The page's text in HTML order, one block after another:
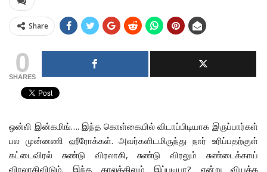
Share
0
SHARES
ஒன்லி இன்கமிங்…. இந்த கொள்கையில் விடாப்பிடியாக இருப்பார்கள்
பல முன்னணி ஹீரோக்கள். அவர்களிடமிருந்து நார் உரிப்பதற்குள்
கட்டைவிரல் சுண்டு விரலாகி, சுண்டு விரலும் சுண்டைக்காய்
விரலாகிவிடும். இந்த காலத்திலும் இப்படியா? என்று வியக்க